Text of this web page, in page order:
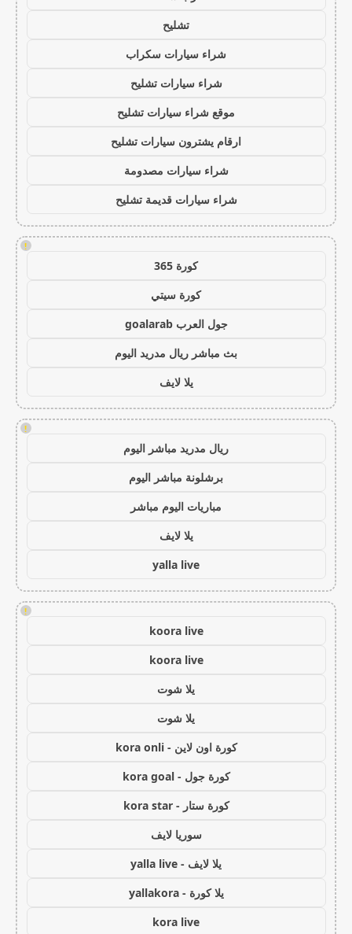
تشليح
شراء سيارات سكراب
شراء سيارات تشليح
موقع شراء سيارات تشليح
ارقام يشترون سيارات تشليح
شراء سيارات مصدومة
شراء سيارات قديمة تشليح
!
كورة 365
كورة سيتي
جول العرب goalarab
بث مباشر ريال مدريد اليوم
يلا لايف
!
ريال مدريد مباشر اليوم
برشلونة مباشر اليوم
مباريات اليوم مباشر
يلا لايف
yalla live
!
koora live
koora live
يلا شوت
يلا شوت
كورة اون لاين - kora onli
كورة جول - kora goal
كورة ستار - kora star
سوريا لايف
يلا لايف - yalla live
يلا كورة - yallakora
kora live